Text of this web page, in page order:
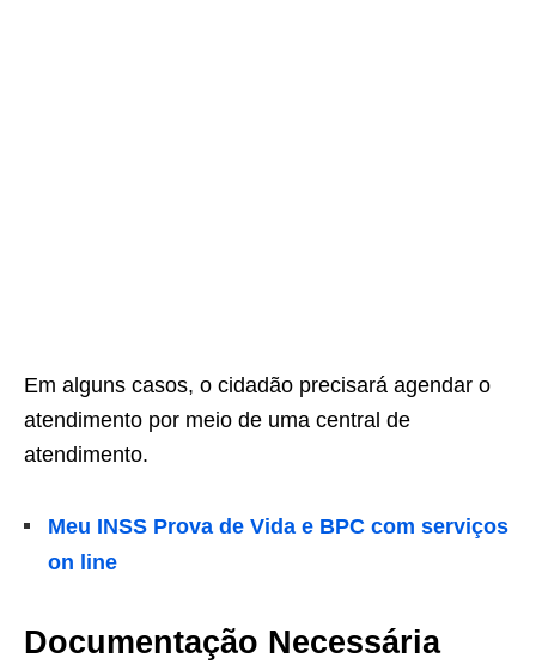
Em alguns casos, o cidadão precisará agendar o
atendimento por meio de uma central de
atendimento.
Meu INSS Prova de Vida e BPC com serviços
on line
Documentação Necessária